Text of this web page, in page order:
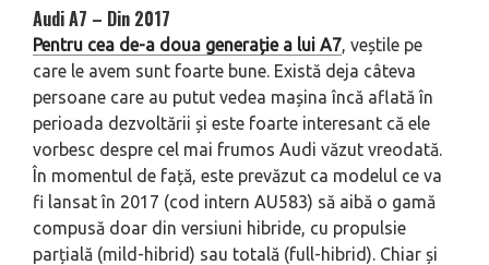
Audi A7 – Din 2017
Pentru cea de-a doua generație a lui A7, veștile pe
care le avem sunt foarte bune. Există deja câteva
persoane care au putut vedea mașina încă aflată în
perioada dezvoltării și este foarte interesant că ele
vorbesc despre cel mai frumos Audi văzut vreodată.
În momentul de față, este prevăzut ca modelul ce va
fi lansat în 2017 (cod intern AU583) să aibă o gamă
compusă doar din versiuni hibride, cu propulsie
parțială (mild-hibrid) sau totală (full-hibrid). Chiar și